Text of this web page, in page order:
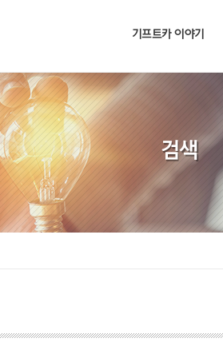
기프트카 이야기
검색